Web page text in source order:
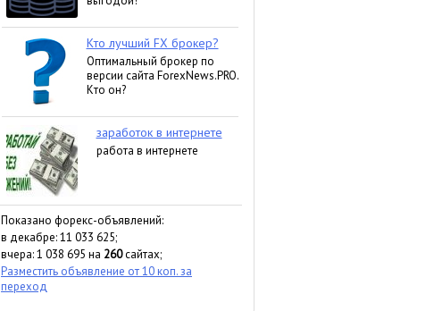
Показано форекс-объявлений:
в декабре: 11 033 625;
вчера: 1 038 695 на 260сайтах;
Разместить объявление от 10 коп. за
переход